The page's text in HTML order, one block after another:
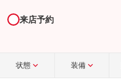
来店予約
状態 装備